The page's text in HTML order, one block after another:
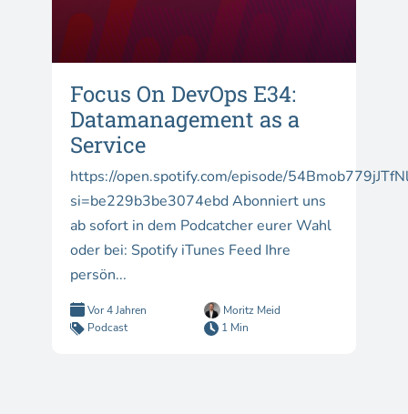
Focus On DevOps E34:
Datamanagement as a
Service
https://open.spotify.com/episode/
si=be229b3be3074ebd Abonniert uns
ab sofort in dem Podcatcher eurer Wahl
oder bei: Spotify iTunes Feed Ihre
persön...
Vor 4 Jahren
Moritz Meid
Podcast
1 Min